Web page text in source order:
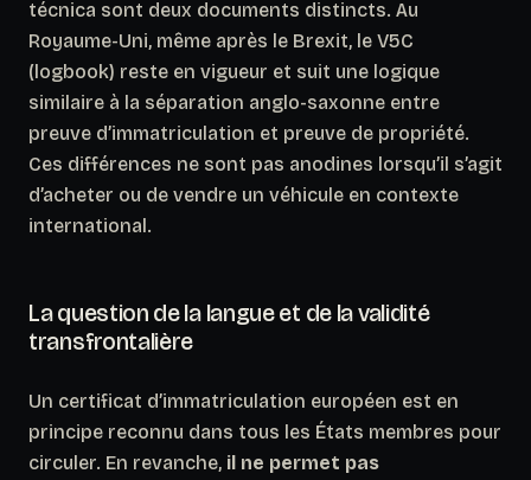
técnica sont deux documents distincts. Au
Royaume-Uni, même après le Brexit, le V5C
(logbook) reste en vigueur et suit une logique
similaire à la séparation anglo-saxonne entre
preuve d’immatriculation et preuve de propriété.
Ces différences ne sont pas anodines lorsqu’il s’agit
d’acheter ou de vendre un véhicule en contexte
international.
La question de la langue et de la validité
transfrontalière
Un certificat d’immatriculation européen est en
principe reconnu dans tous les États membres pour
circuler. En revanche, il ne permet pas